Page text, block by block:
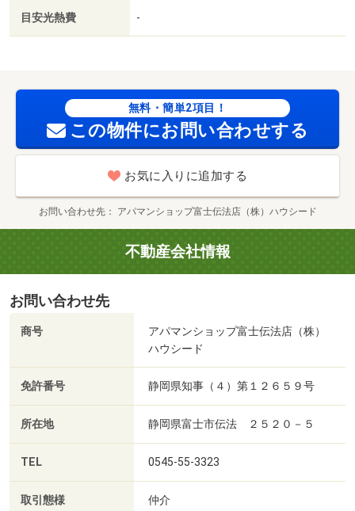
敷金・礼金不要／保証会社利用可／ＩＴ重説 対応物件／
全室照明付／通風良好／ミニストップ（コンビニ）まで５
（スーパー）まで６５４ｍ／第二小学校（小学校）まで７
１９ｍ／静岡県富士見高校（高校・高専）まで８５７ｍ/賃
貸戸数:33戸
目安光熱費 -
無料・簡単2項目！
この物件にお問い合わせする
お気に入りに追加する
お問い合わせ先 アパマンショップ富士伝法店（株）ハウシード
不動産会社情報
お問い合わせ先
商号
アパマンショップ富士伝法店（株）
ハウシード
免許番号 静岡県知事（４）第１２６５９号
所在地 静岡県富士市伝法 ２５２０－５
TEL 0545-55-3323
取引態様 仲介